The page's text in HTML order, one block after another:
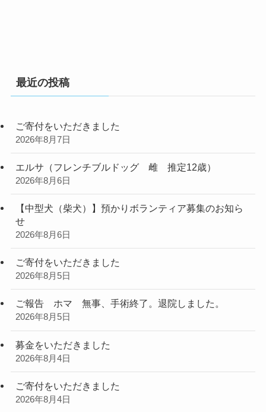
最近の投稿
ご寄付をいただきました
2026年8月7日
エルサ（フレンチブルドッグ 雌 推定12歳）
2026年8月6日
【中型犬（柴犬）】預かりボランティア募集のお知ら
せ
2026年8月6日
ご寄付をいただきました
2026年8月5日
ご報告 ホマ 無事、手術終了。退院しました。
2026年8月5日
募金をいただきました
2026年8月4日
ご寄付をいただきました
2026年8月4日